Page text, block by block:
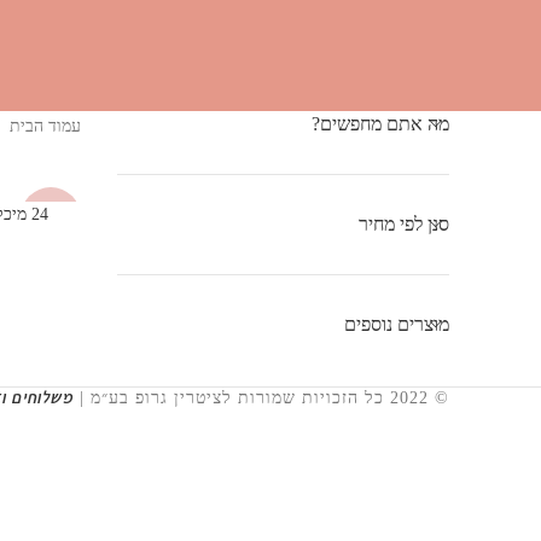
מה אתם מחפשים?
סנן לפי מחיר
מוצרים נוספים
עמוד הבית
-75%
24
© 2022 כל הזכויות שמורות לציטרין גרופ בע״מ | משלוחים